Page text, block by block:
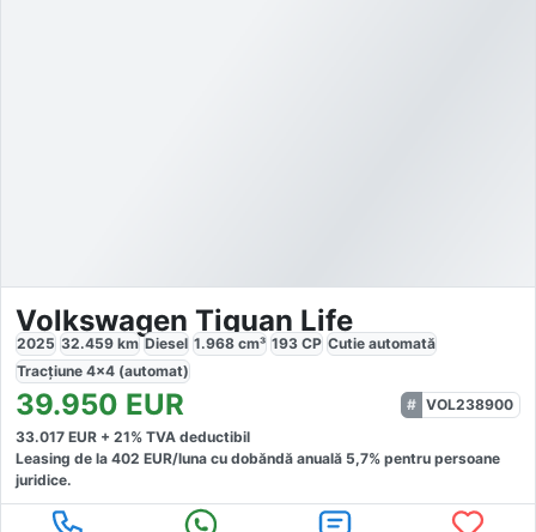
Volkswagen Tiguan Life
2025 32.459 km Diesel 1.968 cm³ 193 CP Cutie automată
Tracțiune 4x4 (automat)
39.950 EUR
VOL238900
33.017 EUR + 21% TVA deductibil
Leasing de la 402 EUR/luna cu dobăndă anuală 5,7% pentru persoane
juridice.